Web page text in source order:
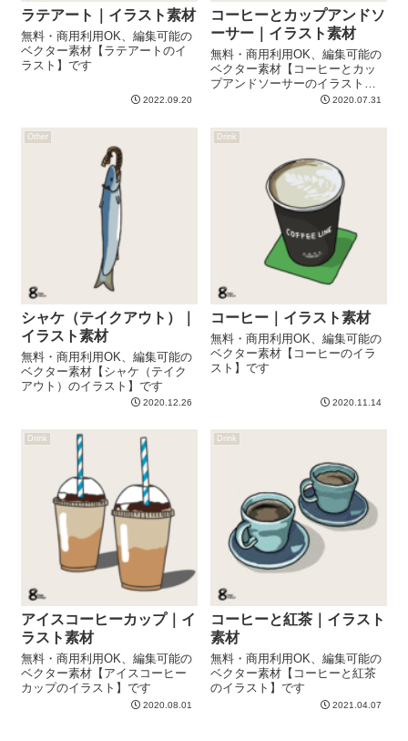
ラテアート｜イラスト素材
無料・商用利用OK、編集可能の
ベクター素材【ラテアートのイ
ラスト】です
2022.09.20
コーヒーとカップアンドソ
ーサー｜イラスト素材
無料・商用利用OK、編集可能の
ベクター素材【コーヒーとカッ
プアンドソーサーのイラスト】
2020.07.31
Other
シャケ（テイクアウト）｜
イラスト素材
無料・商用利用OK、編集可能の
ベクター素材【シャケ（テイク
アウト）のイラスト】です
2020.12.26
Drink
コーヒー｜イラスト素材
無料・商用利用OK、編集可能の
ベクター素材【コーヒーのイラ
スト】です
2020.11.14
Drink
アイスコーヒーカップ｜イ
ラスト素材
無料・商用利用OK、編集可能の
ベクター素材【アイスコーヒー
カップのイラスト】です
2020.08.01
Drink
コーヒーと紅茶｜イラスト
素材
無料・商用利用OK、編集可能の
ベクター素材【コーヒーと紅茶
のイラスト】です
2021.04.07